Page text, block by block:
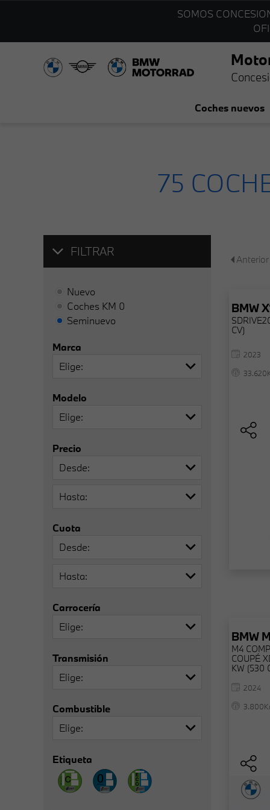
SOMOS
Coches nuevos
75
FILTRAR
Nuevo
Seminuevo
Coches KM 0
Marca
Elige
Modelo
Elige
Precio
Desde
Hasta
Cuota
Desde
Hasta
Carrocería
Elige
Transmisión
Elige
Combustible
Elige
Etiqueta
Anterior
BMW
CV)
2023
BMW M
M4
COUPÉ
KW (530
2024